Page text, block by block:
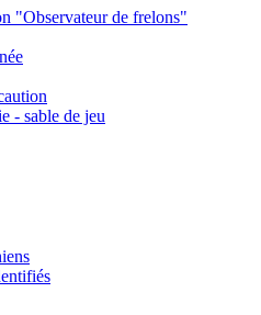
"Observateur de frelons"
- sable de jeu